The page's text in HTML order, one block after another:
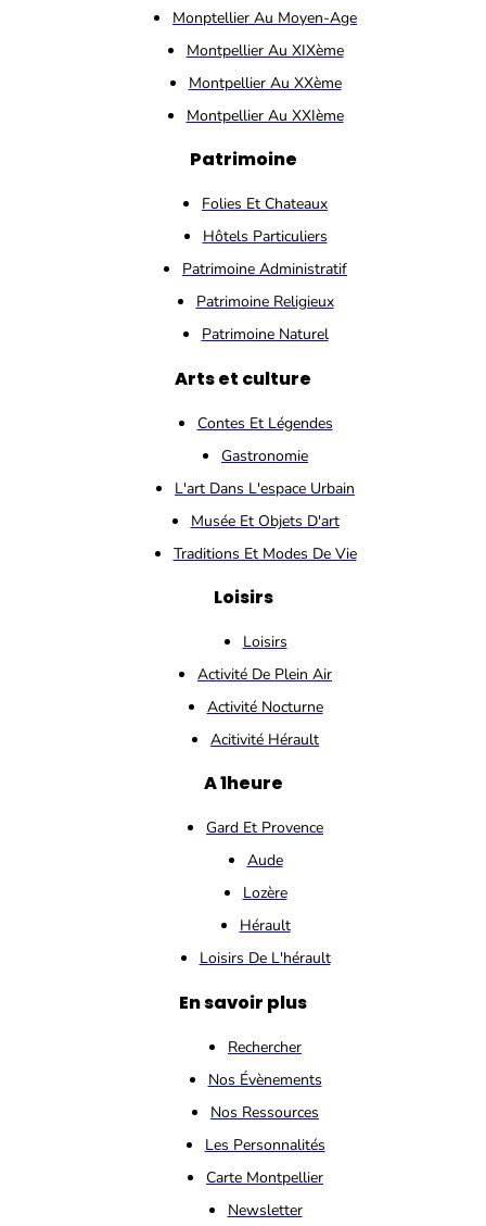
Monptellier Au Moyen-Age
Montpellier Au XIXème
Montpellier Au XXème
Montpellier Au XXIème
Patrimoine
Folies Et Chateaux
Hôtels Particuliers
Patrimoine Administratif
Patrimoine Religieux
Patrimoine Naturel
Arts et culture
Contes Et Légendes
Gastronomie
L'art Dans L'espace Urbain
Musée Et Objets D'art
Traditions Et Modes De Vie
Loisirs
Loisirs
Activité De Plein Air
Activité Nocturne
Acitivité Hérault
A 1heure
Gard Et Provence
Aude
Lozère
Hérault
Loisirs De L'hérault
En savoir plus
Rechercher
Nos Évènements
Nos Ressources
Les Personnalités
Carte Montpellier
Newsletter